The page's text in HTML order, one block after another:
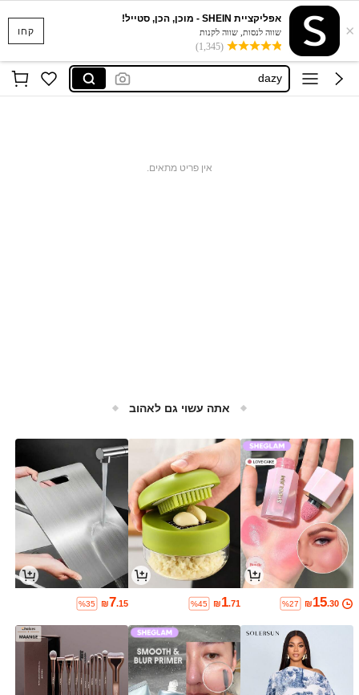
קחו ×
אפליקציית SHEIN - מוכן, הכן, סטייל!
שווה לנסות, שווה לקנות
(1,345)
musera
motf
dazy
אין פריט מתאים.
אתה עשוי גם לאהוב
₪15.30
%27
₪1.71
%45
₪7.15
%35